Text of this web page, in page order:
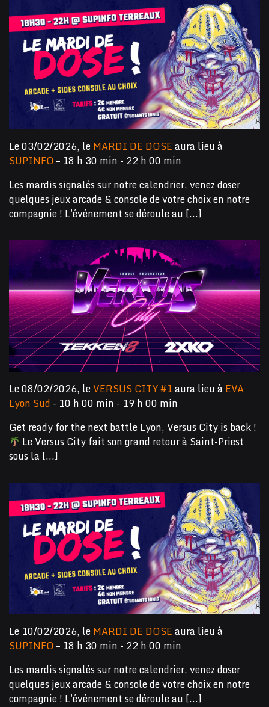
Le 03/02/2026, leMARDI DE DOSEaura lieu à
SUPINFO– 18 h 30 min - 22 h 00 min
Les mardis signalés sur notre calendrier, venez doser
quelques jeux arcade & console de votre choix en notre
compagnie ! L'événement se déroule au [...]
Le 08/02/2026, leVERSUS CITY #1aura lieu à EVA
Lyon Sud– 10 h 00 min - 19 h 00 min
Get ready for the next battle Lyon, Versus City is back !
Le Versus City fait son grand retour à Saint-Priest
sous la [...]
Le 10/02/2026, leMARDI DE DOSEaura lieu à
SUPINFO– 18 h 30 min - 22 h 00 min
Les mardis signalés sur notre calendrier, venez doser
quelques jeux arcade & console de votre choix en notre
compagnie ! L'événement se déroule au [...]